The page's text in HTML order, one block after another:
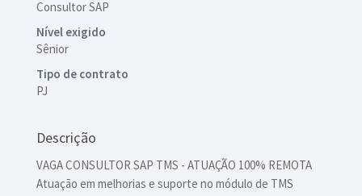
Consultor SAP
Nível exigido
Sênior
Tipo de contrato
PJ
Descrição
VAGA CONSULTOR SAP TMS - ATUAÇÃO 100% REMOTA
Atuação em melhorias e suporte no módulo de TMS